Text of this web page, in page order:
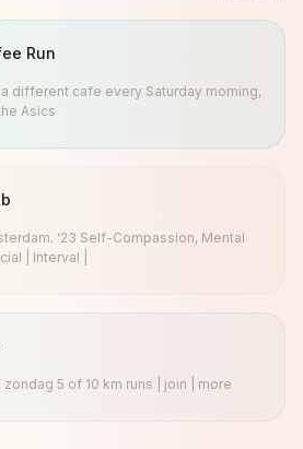
Run
every Saturday morning,
Asics
‘23 Self-Compassion, Mental
| Interval |
zondag 5 of 10 km runs | join | more